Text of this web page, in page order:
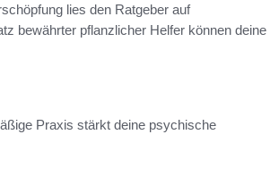
lies den Ratgeber auf
bewährter pflanzlicher Helfer können deine
Praxis stärkt deine psychische